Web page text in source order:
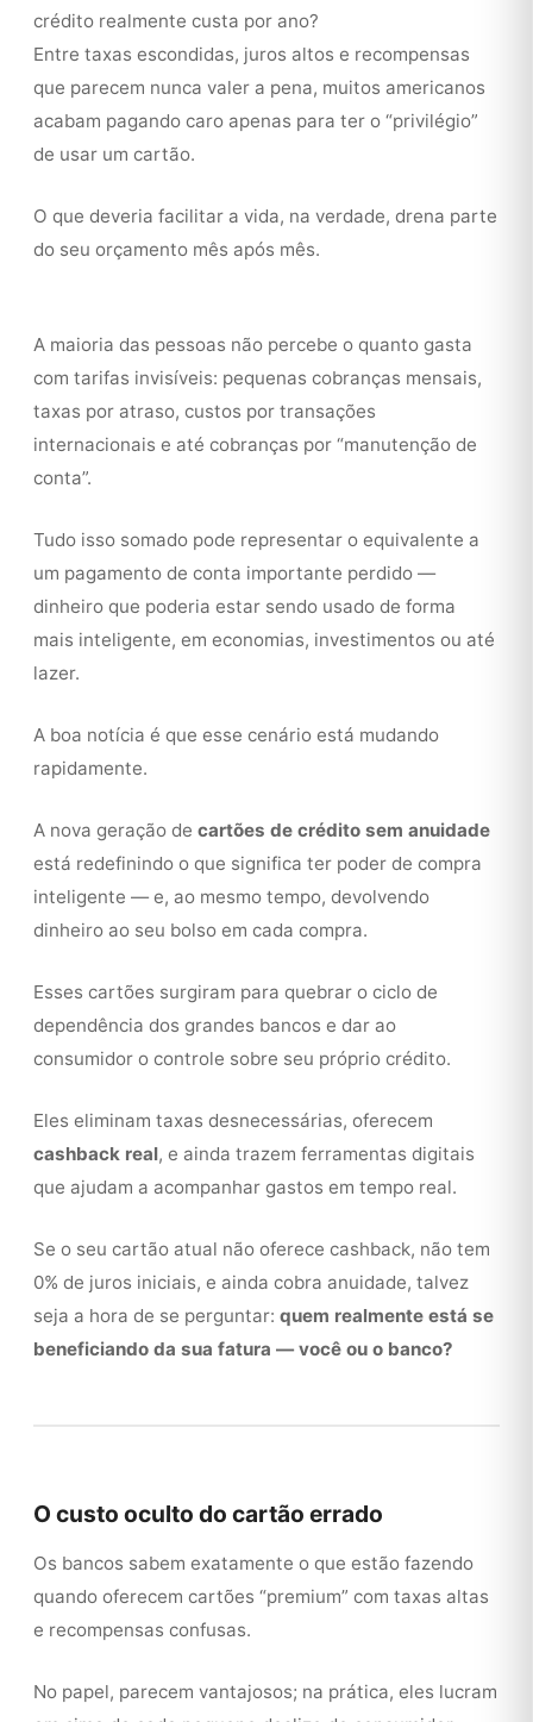
crédito realmente custa por ano?
Entre taxas escondidas, juros altos e recompensas
que parecem nunca valer a pena, muitos americanos
acabam pagando caro apenas para ter o “privilégio”
de usar um cartão.
O que deveria facilitar a vida, na verdade, drena parte
do seu orçamento mês após mês.
A maioria das pessoas não percebe o quanto gasta
com tarifas invisíveis: pequenas cobranças mensais,
taxas por atraso, custos por transações
internacionais e até cobranças por “manutenção de
conta”.
Tudo isso somado pode representar o equivalente a
um pagamento de conta importante perdido —
dinheiro que poderia estar sendo usado de forma
mais inteligente, em economias, investimentos ou até
lazer.
A boa notícia é que esse cenário está mudando
rapidamente.
A nova geração de cartões de crédito sem anuidade
está redefinindo o que significa ter poder de compra
inteligente — e, ao mesmo tempo, devolvendo
dinheiro ao seu bolso em cada compra.
Esses cartões surgiram para quebrar o ciclo de
dependência dos grandes bancos e dar ao
consumidor o controle sobre seu próprio crédito.
Eles eliminam taxas desnecessárias, oferecem
cashback real, e ainda trazem ferramentas digitais
que ajudam a acompanhar gastos em tempo real.
Se o seu cartão atual não oferece cashback, não tem
0% de juros iniciais, e ainda cobra anuidade, talvez
seja a hora de se perguntar: quem realmente está se
beneficiando da sua fatura — você ou o banco?
O custo oculto do cartão errado
Os bancos sabem exatamente o que estão fazendo
quando oferecem cartões “premium” com taxas altas
e recompensas confusas.
No papel, parecem vantajosos; na prática, eles lucram